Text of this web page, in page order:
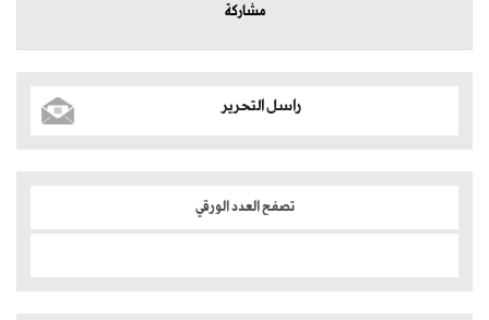
مشاركة
راسل التحرير
تصفح العدد الورقي